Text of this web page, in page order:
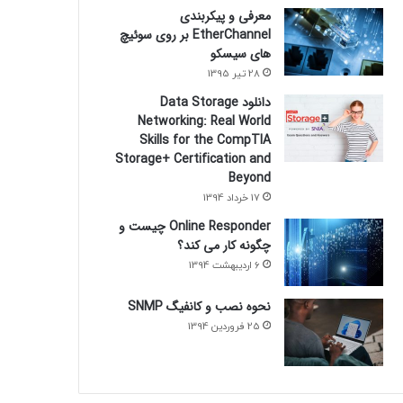
معرفی و پیکربندی
EtherChannel بر روی سوئیچ
های سیسکو
28 تیر 1395
دانلود Data Storage
Networking: Real World
Skills for the CompTIA
Storage+ Certification and
Beyond
17 خرداد 1394
Online Responder چیست و
چگونه کار می کند؟
6 اردیبهشت 1394
نحوه نصب و کانفیگ SNMP
25 فروردین 1394